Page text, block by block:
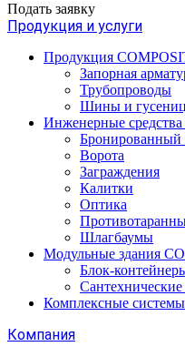
Подать заявку
Продукция и услуги
Продукция
Запорная
Трубопроводы
Шины и
Инженерные
Бронированный
Ворота
Заграждения
Калитки
Оптика
Шлагбаумы
Модульные здания
Блок-
Комплексные системы
Компания